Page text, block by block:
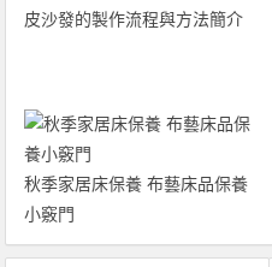
皮沙發的製作流程與方法簡介
秋季家居床保養 布藝床品保養
小竅門